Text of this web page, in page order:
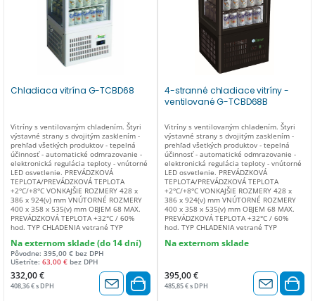
750 (v) mm
Chladiaca vitrína G-TCBD68
Vitríny s ventilovaným chladením. Štyri
výstavné strany s dvojitým zasklením -
prehľad všetkých produktov - tepelná
účinnosť - automatické odmrazovanie -
elektronická regulácia teploty - vnútorné
LED osvetlenie. PREVÁDZKOVÁ
TEPLOTA/PREVÁDZKOVÁ TEPLOTA
+2°C/+8°C VONKAJŠIE ROZMERY 428 x
386 x 924(v) mm VNÚTORNÉ ROZMERY
400 x 358 x 535(v) mm OBJEM 68 MAX.
PREVÁDZKOVÁ TEPLOTA +32°C / 60%
hod. TYP CHLADENIA vetrané TYP
odmrazovania TYP CHLADIACEHO PLYNU
R600a PLYN (gr.) 45 ODPAROVANIE
KONDENZOVANEJ VODY automatické
REGULÁCIA TEPLOTY elektronická
IZOLÁCIA (mm) dvojité sklo SPOTREBA
ENERGIE (W) 160 NAPÄTIE 230V / 50Hz
Na externom sklade (do 14 dní)
Pôvodne: 395,00 € bez DPH
Ušetríte: 63,00 € bez DPH
332,00 €
408,36 € s DPH
4-stranné chladiace vitríny -
ventilované G-TCBD68B
Vitríny s ventilovaným chladením. Štyri
výstavné strany s dvojitým zasklením -
prehľad všetkých produktov - tepelná
účinnosť - automatické odmrazovanie -
elektronická regulácia teploty - vnútorné
LED osvetlenie. PREVÁDZKOVÁ
TEPLOTA/PREVÁDZKOVÁ TEPLOTA
+2°C/+8°C VONKAJŠIE ROZMERY 428 x
386 x 924(v) mm VNÚTORNÉ ROZMERY
400 x 358 x 535(v) mm OBJEM 68 MAX.
PREVÁDZKOVÁ TEPLOTA +32°C / 60%
hod. TYP CHLADENIA vetrané TYP
CHLADIACEHO PLYNU R600a
elektronická IZOLÁCIA (mm) dvojité sklo
SPOTREBA ENERGIE (W) 160 NAPÄTIE
220-240V / 50Hz KONŠTRUKČNÝ
Na externom sklade
395,00 €
485,85 € s DPH